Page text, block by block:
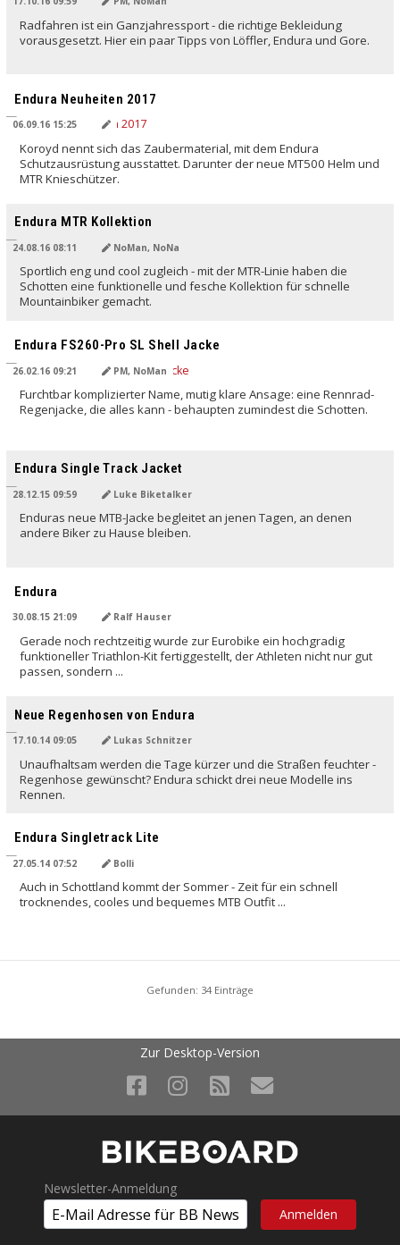
Radfahren ist ein Ganzjahressport - die richtige Bekleidung
vorausgesetzt. Hier ein paar Tipps von Löffler, Endura und Gore.
Endura Neuheiten 2017
06.09.16 15:25
Koroyd nennt sich das Zaubermaterial, mit dem Endura
Schutzausrüstung ausstattet. Darunter der neue MT500 Helm und
MTR Knieschützer.
Endura MTR Kollektion
24.08.16 08:11 NoMan, NoNa
Sportlich eng und cool zugleich - mit der MTR-Linie haben die
Schotten eine funktionelle und fesche Kollektion für schnelle
Mountainbiker gemacht.
Endura FS260-Pro SL Shell Jacke
26.02.16 09:21 PM, NoMan
Furchtbar komplizierter Name, mutig klare Ansage: eine Rennrad-
Regenjacke, die alles kann - behaupten zumindest die Schotten.
Endura Single Track Jacket
28.12.15 09:59 Luke Biketalker
Enduras neue MTB-Jacke begleitet an jenen Tagen, an denen
andere Biker zu Hause bleiben.
Endura
30.08.15 21:09 Ralf Hauser
Gerade noch rechtzeitig wurde zur Eurobike ein hochgradig
funktioneller Triathlon-Kit fertiggestellt, der Athleten nicht nur gut
passen, sondern ...
Neue Regenhosen von Endura
17.10.14 09:05 Lukas Schnitzer
Unaufhaltsam werden die Tage kürzer und die Straßen feuchter -
Regenhose gewünscht? Endura schickt drei neue Modelle ins
Rennen.
Endura Singletrack Lite
27.05.14 07:52 Bolli
Auch in Schottland kommt der Sommer - Zeit für ein schnell
trocknendes, cooles und bequemes MTB Outfit ...
Gefunden: 34 Einträge
Zur Desktop-Version
Newsletter-Anmeldung